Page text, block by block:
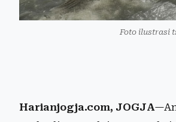
Foto ilustrasi
Harianjogja.com, JOGJA